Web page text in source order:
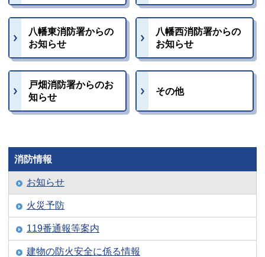
八幡東消防署からの
お知らせ
八幡西消防署からの
お知らせ
戸畑消防署からのお
知らせ
その他
消防情報
お知らせ
火災予防
119番通報等案内
建物の防火安全に係る情報